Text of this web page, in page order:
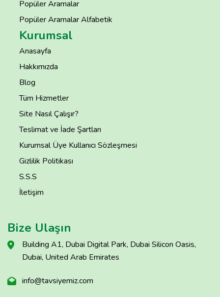
Popüler Aramalar
Popüler Aramalar Alfabetik
Kurumsal
Anasayfa
Hakkımızda
Blog
Tüm Hizmetler
Site Nasıl Çalışır?
Teslimat ve İade Şartları
Kurumsal Üye Kullanıcı Sözleşmesi
Gizlilik Politikası
S.S.S
İletişim
Bize Ulaşın
Building A1, Dubai Digital Park, Dubai Silicon Oasis,
Dubai, United Arab Emirates
info@tavsiyemiz.com